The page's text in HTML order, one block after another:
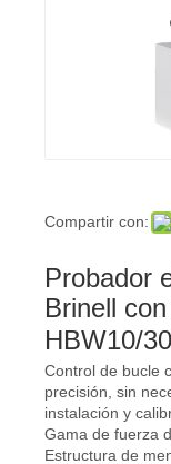
Compartir con:
Probador
Brinell
HBW10/
Control de bucle
precisión, sin
instalación y
Gama de fuerza
Estructura de